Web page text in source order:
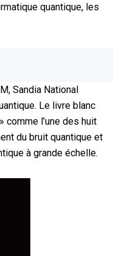
quantique, les
Sandia National
Le livre blanc
comme l’une des huit
du bruit quantique et
à grande échelle.